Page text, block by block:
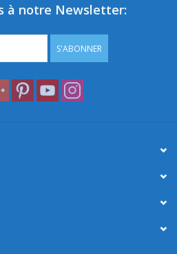
à notre Newsletter:
S'ABONNER